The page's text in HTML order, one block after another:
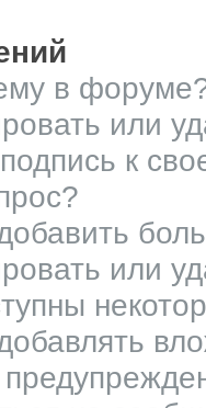
в
или
к
или